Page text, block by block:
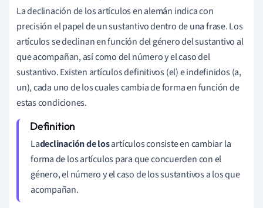
La declinación de los artículos en alemán indica con
precisión el papel de un sustantivo dentro de una frase. Los
artículos se declinan en función del género del sustantivo al
que acompañan, así como del número y el caso del
sustantivo. Existen artículos definitivos (el) e indefinidos (a,
un), cada uno de los cuales cambia de forma en función de
estas condiciones.
Ladeclinación de losartículos consiste en cambiar la
forma de los artículos para que concuerden con el
género, el número y el caso de los sustantivos a los que
acompañan.